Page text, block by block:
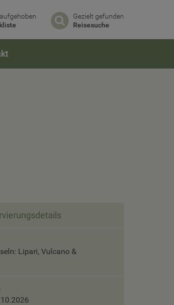
Gezielt gefunden
Reisesuche
Lipari, Vulcano &